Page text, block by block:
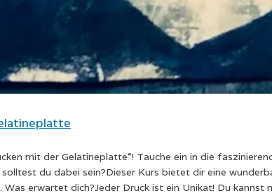
mit der Gelatineplatte“! Tauche ein in die
du dabei sein?Dieser Kurs bietet dir eine
erwartet dich?Jeder Druck ist ein Unikat! Du